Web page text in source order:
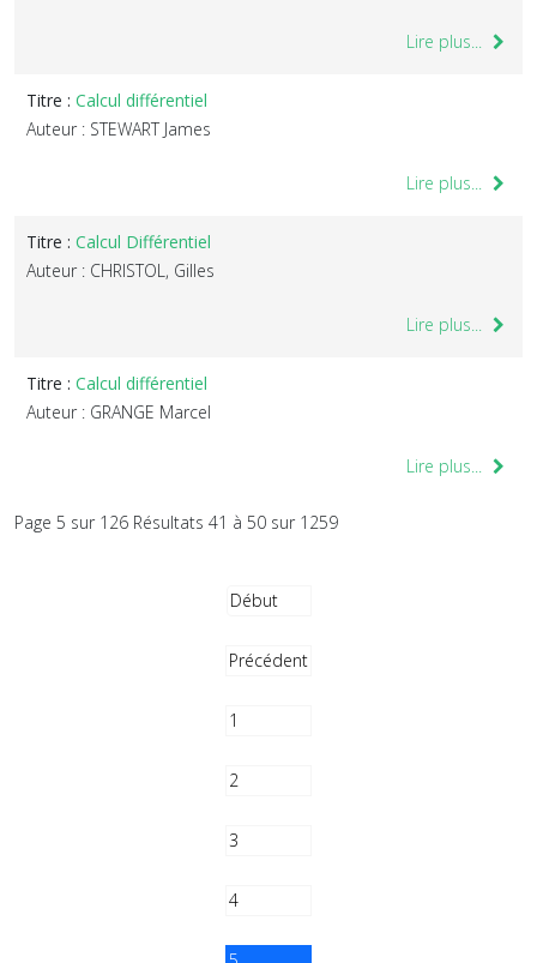
Lire plus...
Titre : Calcul différentiel
Auteur : STEWART James
Lire plus...
Titre : Calcul Différentiel
Auteur : CHRISTOL, Gilles
Lire plus...
Titre : Calcul différentiel
Auteur : GRANGE Marcel
Lire plus...
Page 5 sur 126 Résultats 41 à 50 sur 1259
Début
Précédent
1
2
3
4